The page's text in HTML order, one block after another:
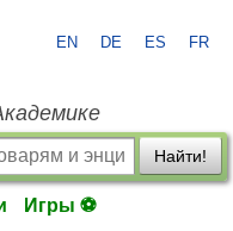
EN DE ES FR
Найти!
Игры ⚽